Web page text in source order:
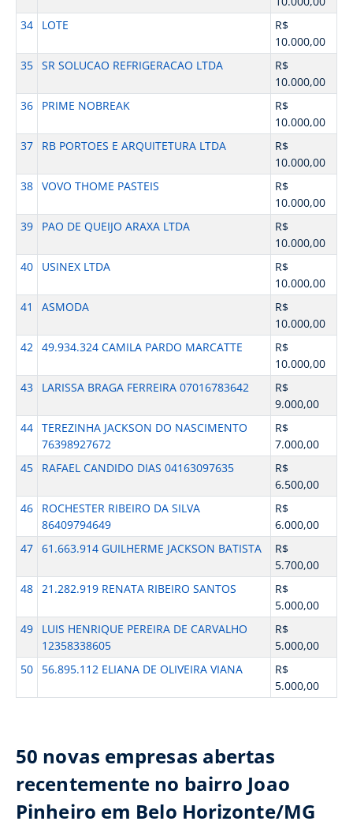
34
LOTE
R$
10.000,00
35 SR SOLUCAO REFRIGERACAO LTDA
R$
10.000,00
36
PRIME NOBREAK
R$
10.000,00
37
RB PORTOES E ARQUITETURA LTDA
R$
10.000,00
38 VOVO THOME PASTEIS
R$
10.000,00
39
PAO DE QUEIJO ARAXA LTDA
R$
10.000,00
40
USINEX LTDA
R$
10.000,00
41
ASMODA
R$
10.000,00
42 49.934.324 CAMILA PARDO MARCATTE
R$
10.000,00
43
LARISSA BRAGA FERREIRA 07016783642
R$
9.000,00
44 TEREZINHA JACKSON DO NASCIMENTO
76398927672
R$
7.000,00
45
RAFAEL CANDIDO DIAS 04163097635
R$
6.500,00
46
ROCHESTER RIBEIRO DA SILVA
86409794649
R$
6.000,00
47 61.663.914 GUILHERME JACKSON BATISTA
R$
5.700,00
48 21.282.919 RENATA RIBEIRO SANTOS
R$
5.000,00
49
LUIS HENRIQUE PEREIRA DE CARVALHO
12358338605
R$
5.000,00
50
56.895.112 ELIANA DE OLIVEIRA VIANA
R$
5.000,00
50 novas empresas abertas
recentemente no bairro Joao
Pinheiro em Belo Horizonte/MG